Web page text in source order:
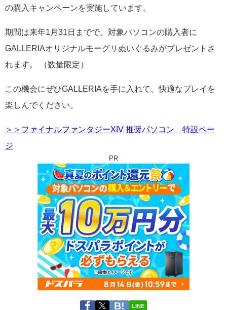
の購入キャンペーンを実施しています。
期間は来年1月31日までで、対象パソコンの購入者に
GALLERIAオリジナルモーグリぬいぐるみがプレゼントさ
れます。 （数量限定）
この機会にぜひGALLERIAを手に入れて、快適なプレイを
楽しんでください。
＞＞ファイナルファンタジーXIV 推奨パソコン 特設ペー
ジ
PR
LINE